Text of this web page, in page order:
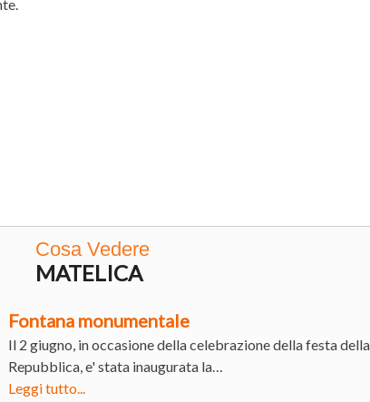
Cosa Vedere
MATELICA
Fontana monumentale
Il 2 giugno, in occasione della celebrazione della festa della
Repubblica, e' stata inaugurata la…
Leggi tutto...